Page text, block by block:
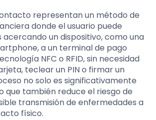
representan un método de
donde el usuario puede
un dispositivo, como una
a un terminal de pago
NFC o RFID, sin necesidad
teclear un PIN o firmar un
no solo es significativamente
que también reduce el riesgo de
transmisión de enfermedades a
físico.